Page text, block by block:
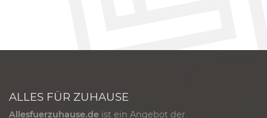
ALLES FÜR ZUHAUSE
Allesfuerzuhause.de ist ein Angebot der